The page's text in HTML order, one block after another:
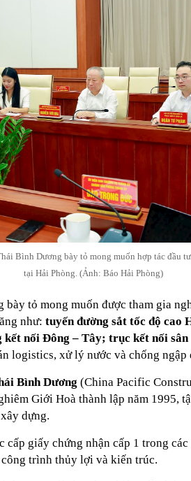
Bình Dương bày tỏ mong muốn hợp tác đầu
tại Hải Phòng. (Ảnh: Báo Hải Phòng)
bày tỏ mong muốn được tham gia
như: tuyến đường sắt tốc độ cao
kết nối Đông – Tây; trục kết nối sân
logistics, xử lý nước và chống ngập
Bình Dương (China Pacific
Giới Hoà thành lập năm 1995,
dựng.
cấp giấy chứng nhận cấp 1 trong
trình thủy lợi và kiến trúc.